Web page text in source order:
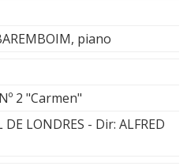
piano
2 "Carmen"
DE LONDRES - Dir: ALFRED